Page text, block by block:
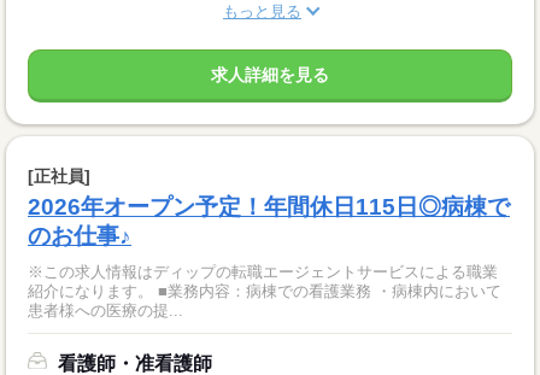
もっと見る
求人詳細を見る
[正社員]
2026年オープン予定！年間休日115日◎病棟で
のお仕事♪
※この求人情報はディップの転職エージェントサービスによる職業
紹介になります。 ■業務内容：病棟での看護業務 ・病棟内において
患者様への医療の提...
看護師・准看護師